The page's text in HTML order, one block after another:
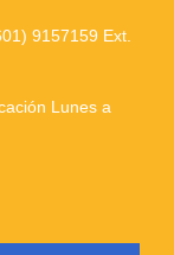
9157159 Ext.
Lunes a